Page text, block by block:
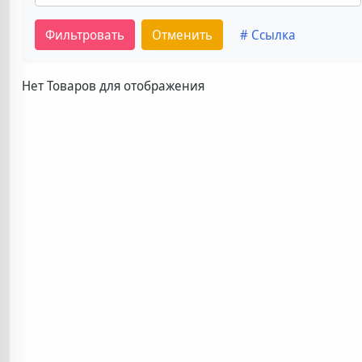
Фильтровать Отменить # Ссылка
Нет Товаров для отображения